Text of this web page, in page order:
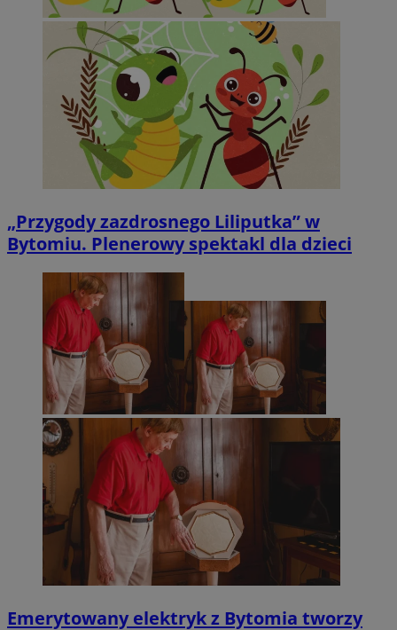
„Przygody zazdrosnego Liliputka” w
Bytomiu. Plenerowy spektakl dla dzieci
Emerytowany elektryk z Bytomia tworzy